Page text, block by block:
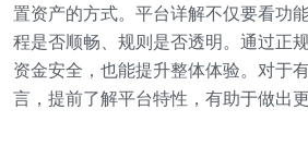
置资产的方式。平台详解不仅要看功
程是否顺畅、规则是否透明。通过正
资金安全，也能提升整体体验。对于
言，提前了解平台特性，有助于做出更